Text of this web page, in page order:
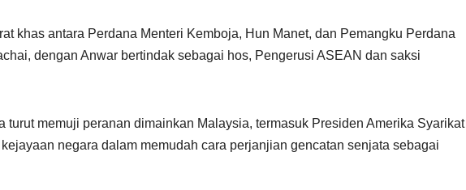
khas antara Perdana Menteri Kemboja, Hun Manet, dan Pemangku Perdana
dengan Anwar bertindak sebagai hos, Pengerusi ASEAN dan saksi
turut memuji peranan dimainkan Malaysia, termasuk Presiden Amerika Syarikat
negara dalam memudah cara perjanjian gencatan senjata sebagai